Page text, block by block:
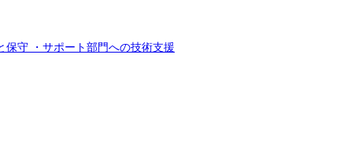
保守 ・サポート部門への技術支援